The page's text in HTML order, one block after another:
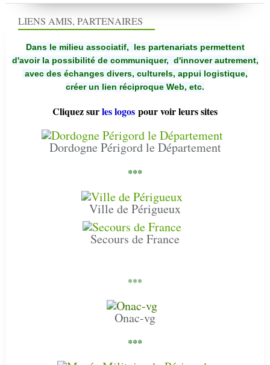
LIENS AMIS, PARTENAIRES
Dans le milieu associatif, les partenariats permettent
d'avoir la possibilité de communiquer, d'innover autrement,
avec des échanges divers, culturels, appui logistique,
créer un lien réciproque Web, etc.
Cliquez surles logos pour voir leurs sites
Dordogne Périgord le Département
***
Ville de Périgueux
Secours de France
***
Onac-vg
***